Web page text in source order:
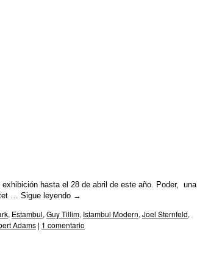
hasta el 28 de abril de este año. Poder, una
… Sigue leyendo →
, Estambul, Guy Tillim, Istambul Modern, Joel Sternfeld,
Adams | 1 comentario